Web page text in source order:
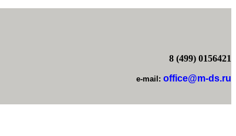
8 (499) 0156421
e-mail: office@m-ds.ru